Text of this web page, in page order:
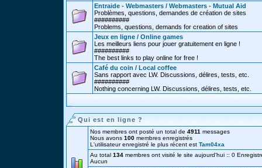
Entraide - Webmasters / Webmasters - Mutual Aid
Problèmes, questions, demandes de création de sites
##########
Problems, questions, demands for creation of sites
Jeux en ligne / Online games
Les meilleurs liens pour jouer gratuitement en ligne !
##########
The best links to play online for free !
Café du coin / Local coffee
Sans rapport avec LW. Discussions, délires, tests, etc.
##########
Nothing concerning LW. Discussions, délires, tests, etc.
Qui est en ligne ?
Nos membres ont posté un total de 4911 messages
Nous avons 100 membres enregistrés
L'utilisateur enregistré le plus récent est Tam04xa
Au total 134 membres ont visité le site aujourd'hui :: 0
Aucun